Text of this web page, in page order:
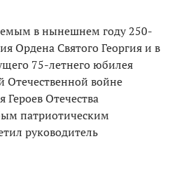
в нынешнем году 250-
Ордена Святого Георгия и в
75-летнего юбилея
Отечественной войне
Отечества
патриотическим
руководитель